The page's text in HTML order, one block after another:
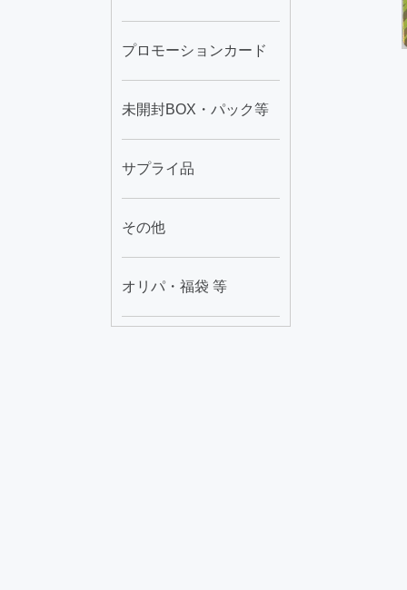
プロモーションカード
未開封BOX・パック等
サプライ品
その他
オリパ・福袋 等